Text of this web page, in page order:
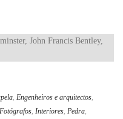
, Engenheiros e arquitectos,
Fotógrafos, Interiores, Pedra,